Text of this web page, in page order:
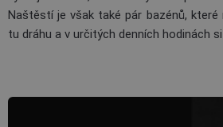
Naštěstí je však také pár bazénů, které
tu dráhu a v určitých denních hodinách